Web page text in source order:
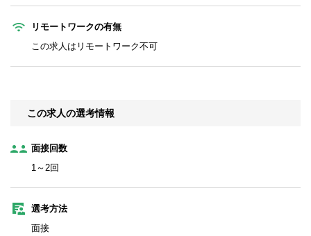
リモートワークの有無
この求人はリモートワーク不可
この求人の選考情報
面接回数
1～2回
選考方法
面接